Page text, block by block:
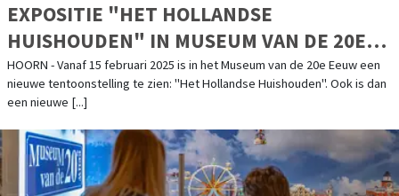
EXPOSITIE "HET HOLLANDSE
HUISHOUDEN" IN MUSEUM VAN DE 20E
EEUW
HOORN - Vanaf 15 februari 2025 is in het Museum van de 20e Eeuw een
nieuwe tentoonstelling te zien: "Het Hollandse Huishouden". Ook is dan
een nieuwe [...]